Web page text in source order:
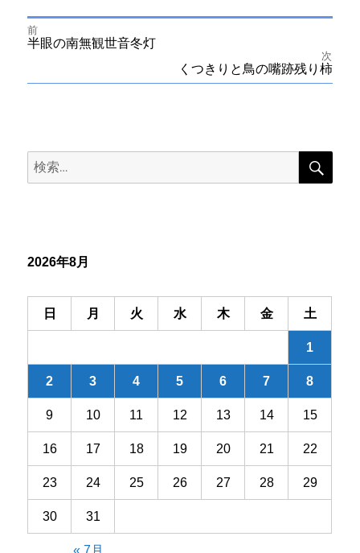
投
ゲ
ン
前
前
の
半眼の南無観世音冬灯
次
くつきりと鳥の嘴跡残り柿
検
索:
検
2026年8月
日 月 火 水 木 金 土
1
2 3 4 5 6 7 8
9 10 11 12 13 14 15
16 17 18 19 20 21 22
23 24 25 26 27 28 29
30 31
« 7月